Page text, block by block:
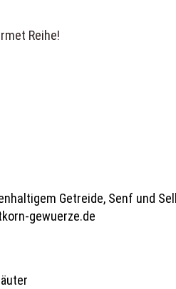
Reihe!
Getreide, Senf und
gewuerze.de